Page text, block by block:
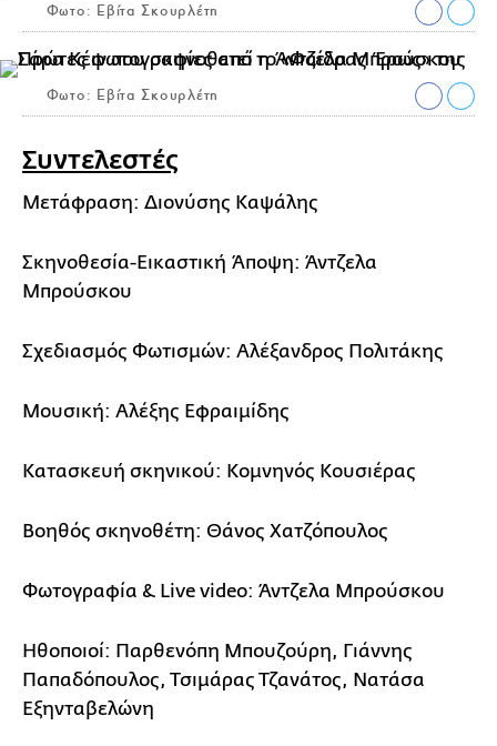
Φωτο: Εβίτα Σκουρλέτη
Φωτο: Εβίτα Σκουρλέτη
Συντελεστές
Μετάφραση: Διονύσης Καψάλης
Σκηνοθεσία-Εικαστική Άποψη: Άντζελα
Μπρούσκου
Σχεδιασμός Φωτισμών: Αλέξανδρος Πολιτάκης
Μουσική: Αλέξης Εφραιμίδης
Κατασκευή σκηνικού: Κομνηνός Κουσιέρας
Bοηθός σκηνοθέτη: Θάνος Χατζόπουλος
Φωτογραφία & Live video: Άντζελα Μπρούσκου
Ηθοποιοί: Παρθενόπη Μπουζούρη, Γιάννης
Παπαδόπουλος, Τσιμάρας Τζανάτος, Νατάσα
Εξηνταβελώνη